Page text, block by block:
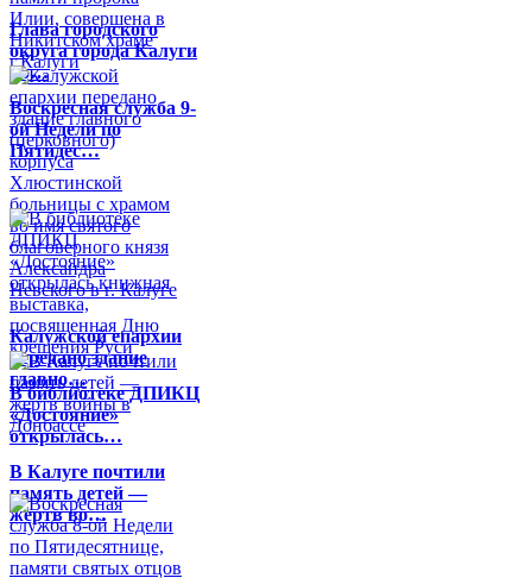
Глава городского
округа города Калуги
по…
Воскресная служба 9-
ой Недели по
Пятидес…
Калужской епархии
передано здание
главно…
В библиотеке ДПИКЦ
«Достояние»
открылась…
В Калуге почтили
память детей —
жертв во…